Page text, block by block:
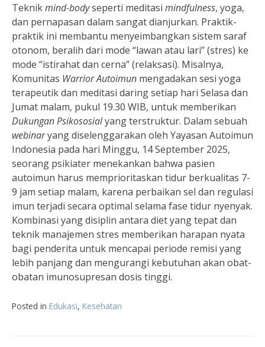
Teknikmind-bodyseperti meditasi mindfulness, yoga,
dan pernapasan dalam sangat dianjurkan. Praktik-
praktik ini membantu menyeimbangkan sistem saraf
otonom, beralih dari mode “lawan atau lari” (stres) ke
mode “istirahat dan cerna” (relaksasi). Misalnya,
Komunitas Warrior Autoimun mengadakan sesi yoga
terapeutik dan meditasi daring setiap hari Selasa dan
Jumat malam, pukul 19.30 WIB, untuk memberikan
Dukungan Psikososialyang terstruktur. Dalam sebuah
webinaryang diselenggarakan oleh Yayasan Autoimun
Indonesia pada hari Minggu, 14 September 2025,
seorang psikiater menekankan bahwa pasien
autoimun harus memprioritaskan tidur berkualitas 7-
9 jam setiap malam, karena perbaikan sel dan regulasi
imun terjadi secara optimal selama fase tidur nyenyak.
Kombinasi yang disiplin antara diet yang tepat dan
teknik manajemen stres memberikan harapan nyata
bagi penderita untuk mencapai periode remisi yang
lebih panjang dan mengurangi kebutuhan akan obat-
obatan imunosupresan dosis tinggi.
Posted in Edukasi, Kesehatan